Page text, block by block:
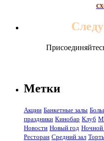
Метки
Акции Банкетные залы
праздники Кинобар Клуб
Новости Новый год Ночной
Ресторан Средний зал